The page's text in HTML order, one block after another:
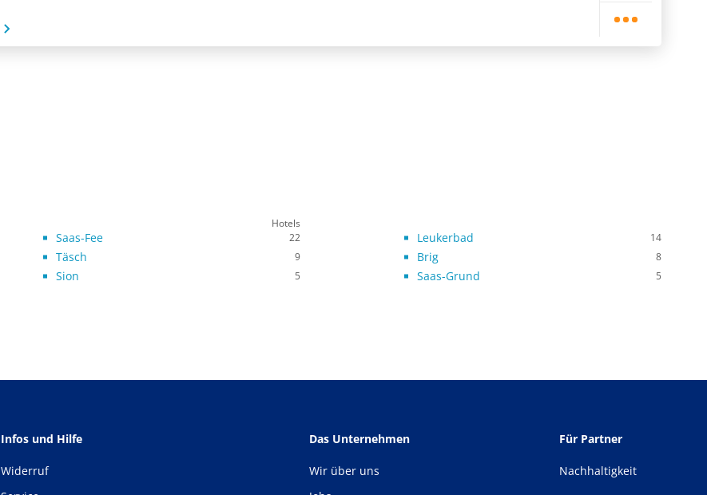
Hotels
Saas-Fee 22 Leukerbad 14
Täsch 9 Brig 8
Sion 5 Saas-Grund 5
Infos und Hilfe
Widerruf
Das Unternehmen
Wir über uns
Für Partner
Nachhaltigkeit